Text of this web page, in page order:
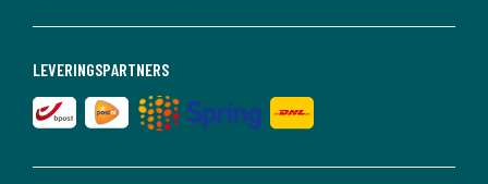
LEVERINGSPARTNERS